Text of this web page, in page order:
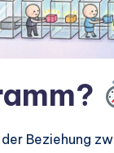
Beziehung